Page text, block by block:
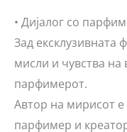
• Дијалог со
Зад ексклузивната
мисли и чувства на
парфимерот.
Автор на мирисот
парфимер и